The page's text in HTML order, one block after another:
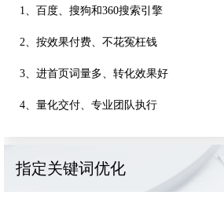
1、百度、搜狗和360搜索引擎
2、按效果付费、不花冤枉钱
3、进首页词量多、转化效果好
4、量化交付、专业团队执行
指定关键词优化